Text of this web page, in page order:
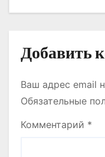
Добавить
Ваш адрес email
Обязательные
Комментарий *